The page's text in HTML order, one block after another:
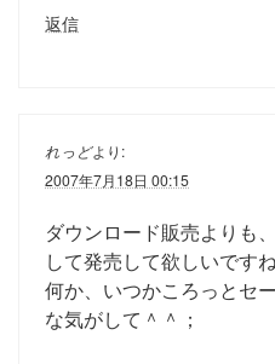
返信
れっどより:
2007年7月18日 00:15
ダウンロード販売よりも
して発売して欲しいですね
何か、いつかころっとセ
な気がして＾＾；